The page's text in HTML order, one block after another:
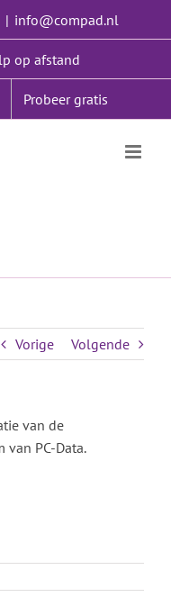
| info@compad.nl
op afstand
Probeer gratis
Vorige Volgende
van de
van PC-Data.